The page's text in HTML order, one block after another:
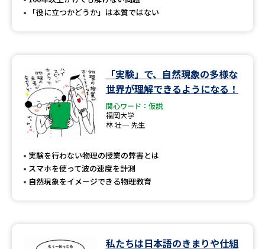
学問のミニ講義「夢ナビ講義」 学問分野解説
学問の教科書 夢ナビライブ
Ｑ＆Ａ よくあるご質問
お支払いサイト
個人情報取扱規定
「役に立つかどうか」は本質ではない
「実験」で、自然現象の多様な
世界が理解できるようになる！
関心ワード：仮説
福岡大学
林 壮一 先生
実験を行わない物理の授業の弊害とは
スマホを使って波の速度を計測
自然現象をイメージできる物理教育
私たちは日本語のきまりや仕組